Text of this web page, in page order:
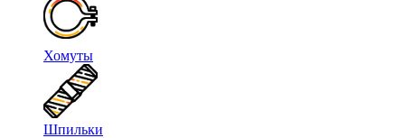
Хомуты
Шпильки